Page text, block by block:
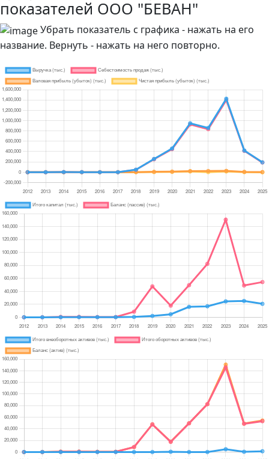
показателей ООО "БЕВАН"
Убрать показатель с графика - нажать на его
название. Вернуть - нажать на него повторно.